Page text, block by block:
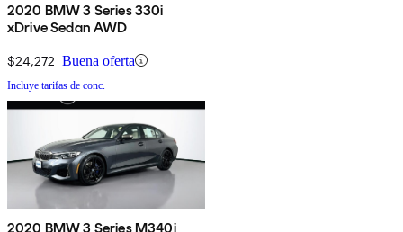
2020 BMW 3 Series 330i
xDrive Sedan AWD
$24,272 Buena oferta
Incluye tarifas de conc.
2020 BMW 3 Series M340i